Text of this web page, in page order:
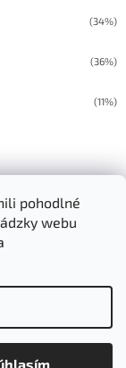
pohodlné
webu
(34%)
(36%)
(11%)